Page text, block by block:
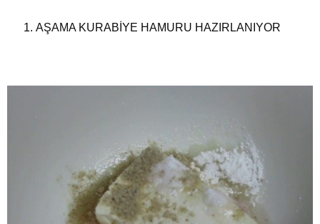
AŞAMA KURABİYE HAMURU HAZIRLANIYOR